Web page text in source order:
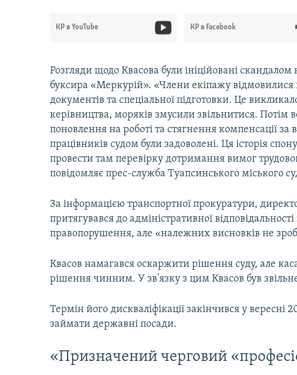
КР в YouTube КР в Facebook
Розгляди щодо Квасова були ініційовані скандалом
буксира «Меркурій». «Члени екіпажу відмовилися
документів та спеціальної підготовки. Це
керівництва, моряків змусили звільнитися. Потім
поновлення на роботі та стягнення компенсації
працівників судом були задоволені. Ця історія
провести там перевірку дотримання вимог
повідомляє прес-служба Туапсинського міського
За інформацією транспортної прокуратури,
притягувався до адміністративної
правопорушення, але «належних висновків не
Квасов намагався оскаржити рішення суду, але
рішення чинним. У зв'язку з цим Квасов був
Термін його дискваліфікації закінчився у вересні
займати державні посади.
«Призначений черговий